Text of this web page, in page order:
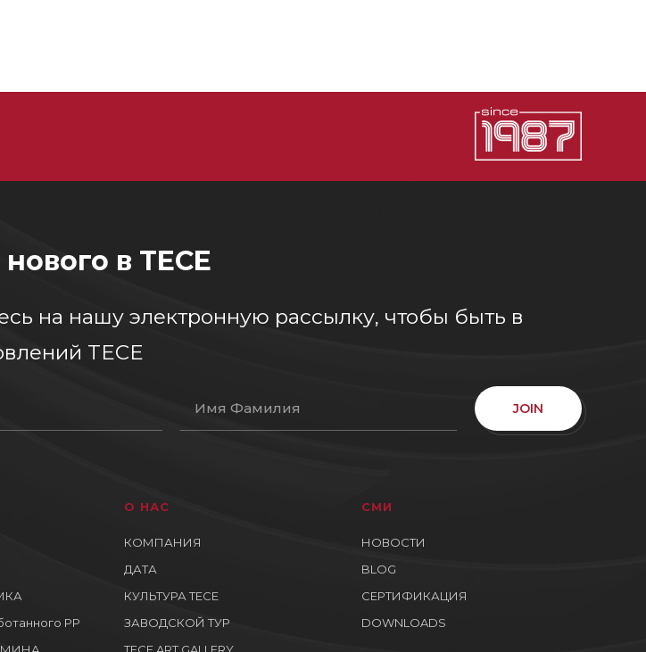
в TECE
на нашу электронную рассылку, чтобы быть в
TECE
JOIN
PP
О НАС
КОМПАНИЯ
ДАТА
КУЛЬТУРА ТЕСЕ
ЗАВОДСКОЙ ТУР
СМИ
НОВОСТИ
BLOG
СЕРТИФИКАЦИЯ
DOWNLOADS